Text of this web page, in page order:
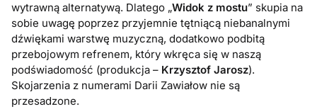
wytrawną alternatywą. Dlatego „Widok z mostu” skupia na
sobie uwagę poprzez przyjemnie tętniącą niebanalnymi
dźwiękami warstwę muzyczną, dodatkowo podbitą
przebojowym refrenem, który wkręca się w naszą
podświadomość (produkcja – Krzysztof Jarosz).
Skojarzenia z numerami Darii Zawiałow nie są
przesadzone.